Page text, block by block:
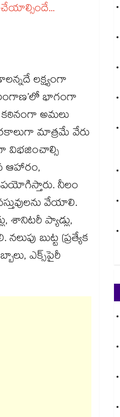
లక్ష్యంగా
భాగంగా
కఠినంగా అమలు
మాత్రమే వేరు
విభజించాల్సి
ఆహారం,
నీలం
వేయాలి.
శానిటరీ ప్యాడ్లు,
బుట్ట (ప్రత్యేక
ఎక్స్‌‌‌‌‌‌‌‌పైరీ